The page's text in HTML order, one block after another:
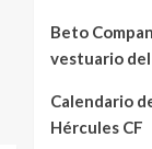
Beto
vestuario
Calendario
Hércules CF